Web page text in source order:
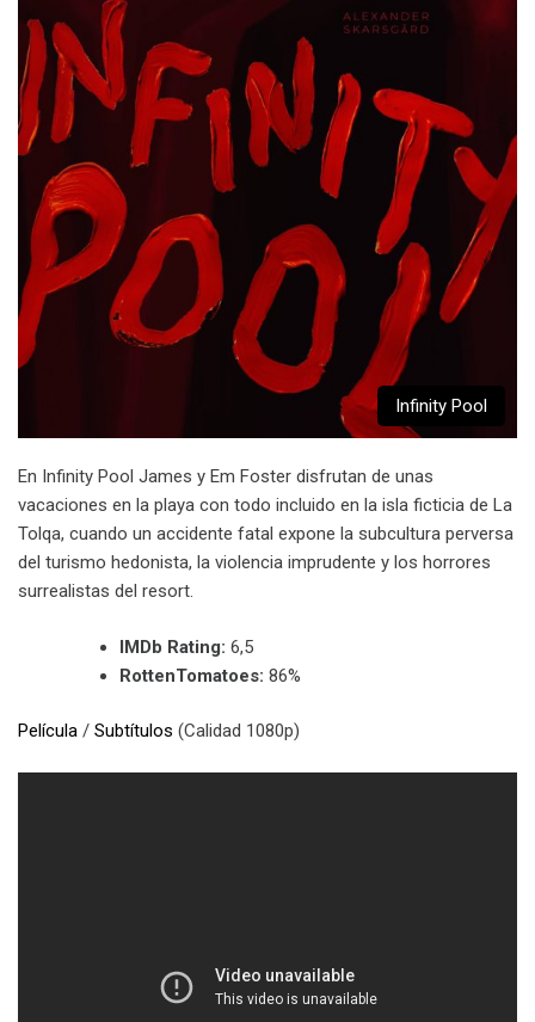
Infinity Pool
En Infinity Pool James y Em Foster disfrutan de unas
vacaciones en la playa con todo incluido en la isla ficticia de La
Tolqa, cuando un accidente fatal expone la subcultura perversa
del turismo hedonista, la violencia imprudente y los horrores
surrealistas del resort.
IMDb Rating: 6,5
RottenTomatoes: 86%
Película / Subtítulos (Calidad 1080p)